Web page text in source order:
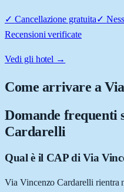
✓ Cancellazione gratuita✓
Recensioni verificate
Vedi gli hotel →
Come arrivare a
Domande frequenti
Cardarelli
Qual è il CAP di Via
Via Vincenzo Cardarelli rientra